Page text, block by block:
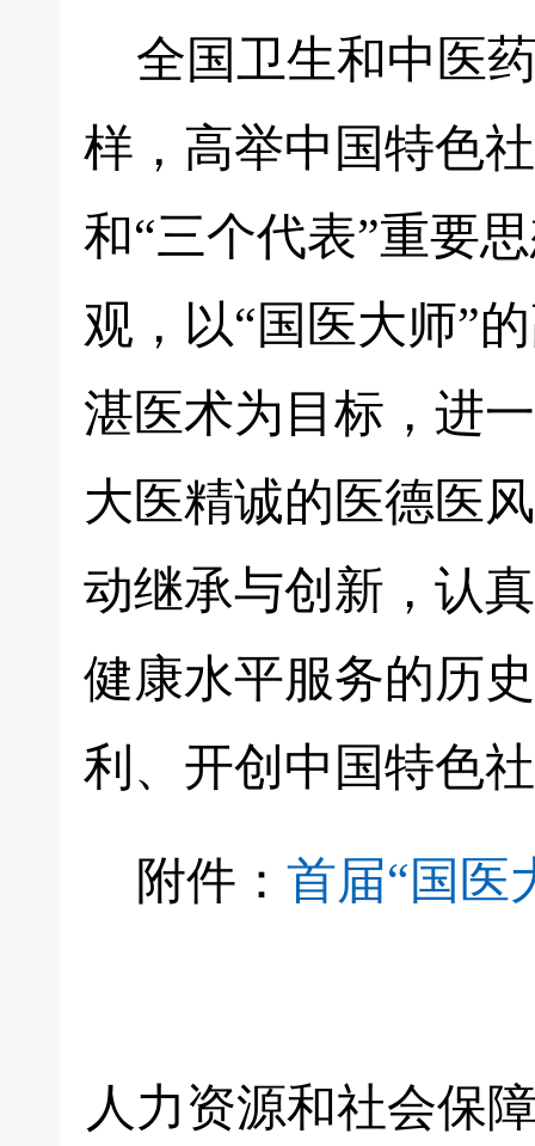
全国卫生和中医
样，高举中国特色
和“三个代表”重要
观，以“国医大师”
湛医术为目标，进
大医精诚的医德医
动继承与创新，认
健康水平服务的历
利、开创中国特色
附件： 首届“国医
人力资源和社会